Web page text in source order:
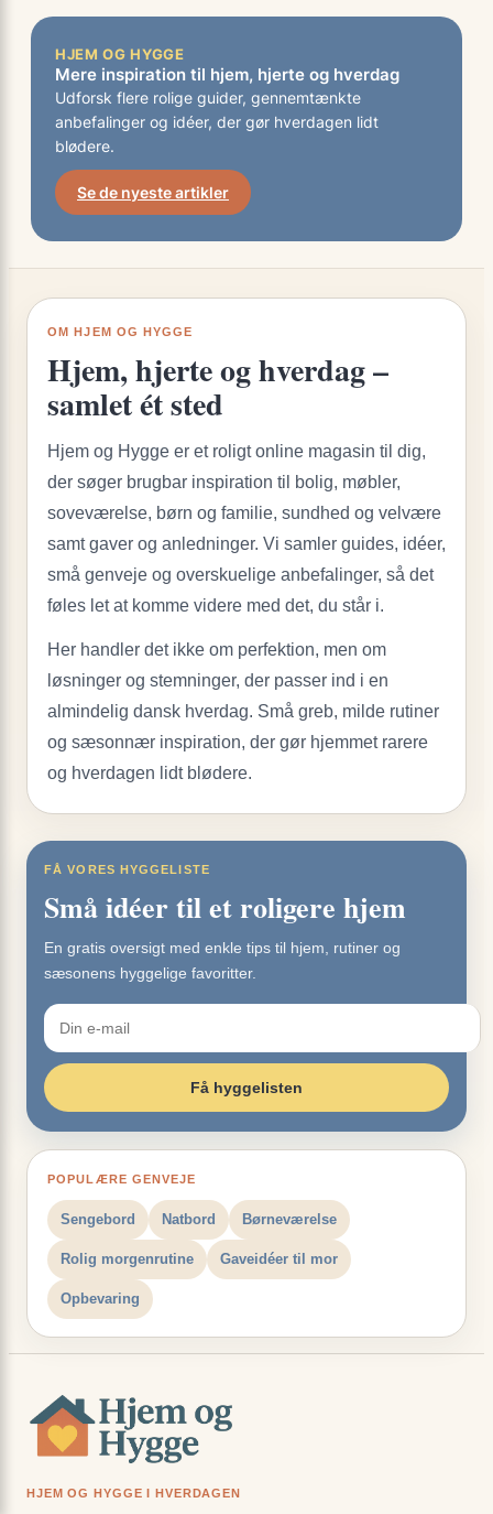
HJEM OG HYGGE
Mere inspiration til hjem, hjerte og hverdag
Udforsk flere rolige guider, gennemtænkte
anbefalinger og idéer, der gør hverdagen lidt
blødere.
Se de nyeste artikler
OM HJEM OG HYGGE
Hjem, hjerte og hverdag –
samlet ét sted
Hjem og Hygge er et roligt online magasin til dig,
der søger brugbar inspiration til bolig, møbler,
soveværelse, børn og familie, sundhed og velvære
samt gaver og anledninger. Vi samler guides, idéer,
små genveje og overskuelige anbefalinger, så det
føles let at komme videre med det, du står i.
Her handler det ikke om perfektion, men om
løsninger og stemninger, der passer ind i en
almindelig dansk hverdag. Små greb, milde rutiner
og sæsonnær inspiration, der gør hjemmet rarere
og hverdagen lidt blødere.
FÅ VORES HYGGELISTE
Små idéer til et roligere hjem
En gratis oversigt med enkle tips til hjem, rutiner og
sæsonens hyggelige favoritter.
Få hyggelisten
POPULÆRE GENVEJE
Sengebord Natbord Børneværelse
Rolig morgenrutine Gaveidéer til mor
Opbevaring
HJEM OG HYGGE I HVERDAGEN